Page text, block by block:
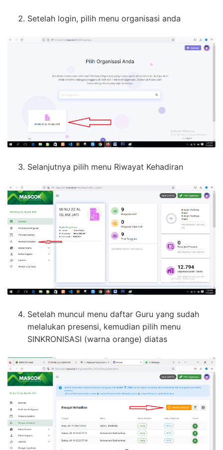
Setelah login, pilih menu organisasi anda
Selanjutnya pilih menu Riwayat Kehadiran
Setelah muncul menu daftar Guru yang sudah
melalukan presensi, kemudian pilih menu
SINKRONISASI (warna orange) diatas